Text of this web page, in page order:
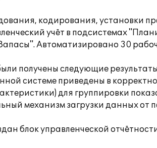
кодирования, установки
учёт в подсистемах
Автоматизировано 30
получены следующие
системе приведены в
для группировки
механизм загрузки данных
блок управленческой